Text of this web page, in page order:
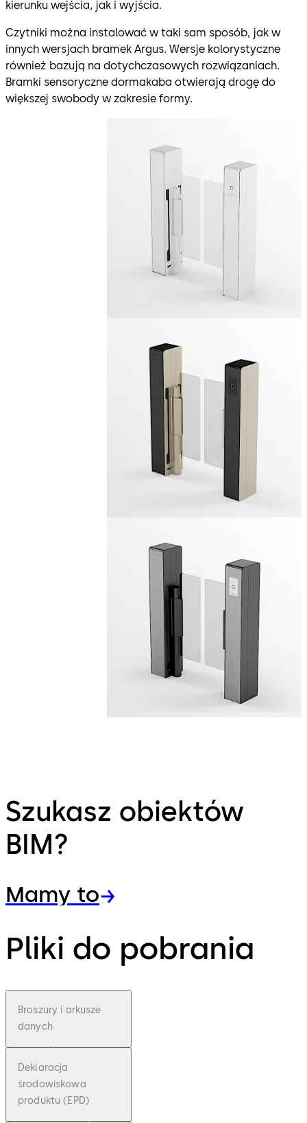
kierunku wejścia, jak i wyjścia.
Czytniki można instalować w taki sam sposób, jak w
innych wersjach bramek Argus. Wersje kolorystyczne
również bazują na dotychczasowych rozwiązaniach.
Bramki sensoryczne dormakaba otwierają drogę do
większej swobody w zakresie formy.
Szukasz obiektów
BIM?
Mamy to
Pliki do pobrania
Broszury i arkusze
danych
Deklaracja
środowiskowa
produktu (EPD)